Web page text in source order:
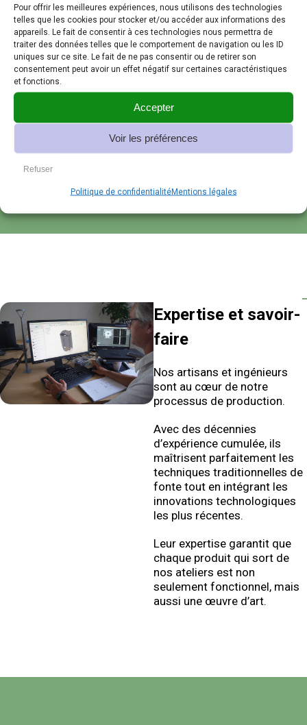
Pour offrir les meilleures expériences, nous utilisons des technologies
telles que les cookies pour stocker et/ou accéder aux informations des
appareils. Le fait de consentir à ces technologies nous permettra de
traiter des données telles que le comportement de navigation ou les ID
uniques sur ce site. Le fait de ne pas consentir ou de retirer son
consentement peut avoir un effet négatif sur certaines caractéristiques
et fonctions.
Accepter
Refuser
Voir les préférences
Politique de confidentialitéMentions légales
C’est grâce à eux que nous
pouvons continuer à innover,
à préserver notre patrimoine
et à contribuer au
développement durable des
villes.
Leur engagement est la clé
de notre succès et la garantie
de la qualité de nos produits.
Expertise et savoir-
faire
Nos artisans et ingénieurs
sont au cœur de notre
processus de production.
Avec des décennies
d’expérience cumulée, ils
maîtrisent parfaitement les
techniques traditionnelles de
fonte tout en intégrant les
innovations technologiques
les plus récentes.
Leur expertise garantit que
chaque produit qui sort de
nos ateliers est non
seulement fonctionnel, mais
aussi une œuvre d’art.